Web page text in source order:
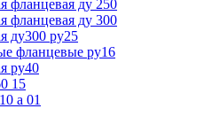
фланцевая ду 250
фланцевая ду 300
ду300 ру25
фланцевые ру16
ру40
15
а 01